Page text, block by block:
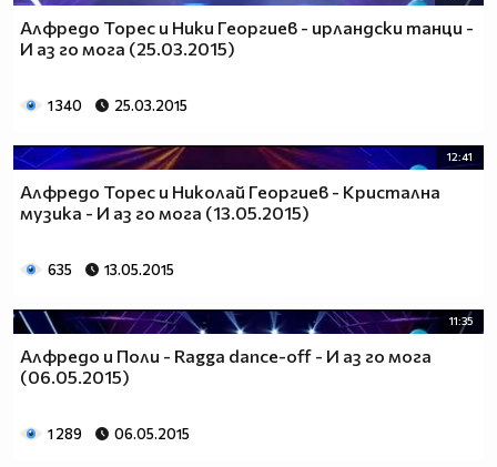
Алфредо Торес и Ники Георгиев - ирландски танци -
И аз го мога (25.03.2015)
1 340 25.03.2015
12:41
Алфредо Торес и Николай Георгиев - Кристална
музика - И аз го мога (13.05.2015)
635 13.05.2015
11:35
Алфредо и Поли - Ragga dance-off - И аз го мога
(06.05.2015)
1 289 06.05.2015